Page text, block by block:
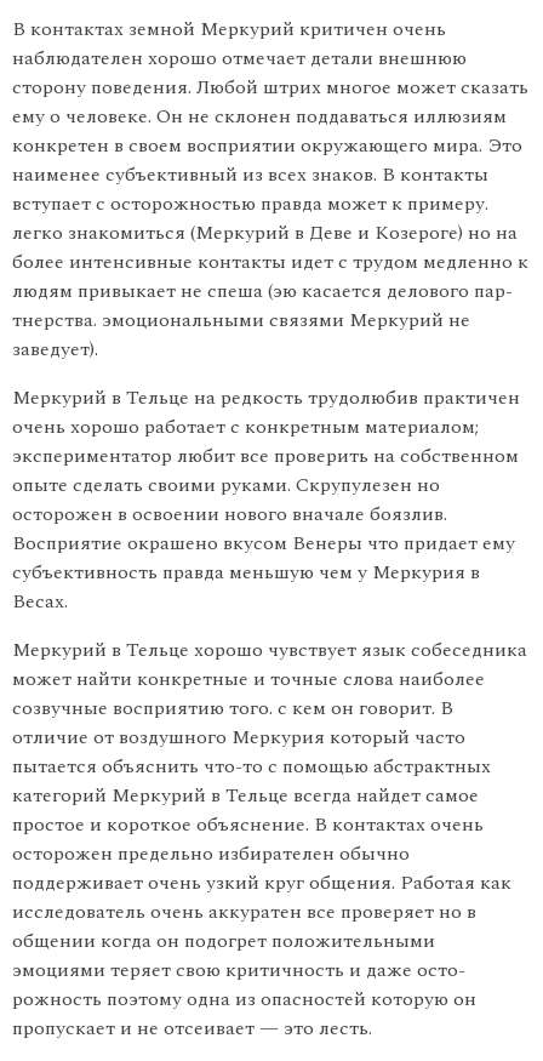
В контактах земной Меркурий критичен очень
наблюдателен хорошо отмечает детали внешнюю
сторону поведения. Любой штрих многое может сказать
ему о человеке. Он не склонен поддаваться иллюзиям
конкретен в своем восприятии окружающего мира. Это
наименее субъективный из всех знаков. В контакты
вступает с осто­рожностью правда может к примеру.
легко знакомиться (Меркурий в Деве и Козероге) но на
более интенсивные контакты идет с трудом медленно к
людям привыкает не спеша (эю касается делового пар­
тнерства. эмоциональными связями Меркурий не
заведует).
Меркурий в Тельце на редкость трудолюбив практичен
очень хорошо работает с конкретным материалом;
экспериментатор любит все проверить на собственном
опыте сделать своими руками. Скрупулезен но
осторожен в освоении нового вначале боязлив.
Восприятие окрашено вкусом Венеры что придает ему
субъ­ективность правда меньшую чем у Меркурия в
Весах.
Меркурий в Тельце хорошо чувствует язык собеседника
может найти конкретные и точные слова наиболее
созвучные восприятию того. с кем он говорит. В
отличие от воздушного Меркурия который часто
пытается объяснить что-то с помощью абстрактных
категорий Меркурий в Тельце всегда найдет самое
простое и короткое объяс­нение. В контактах очень
осторожен предельно избирателен обычно
поддерживает очень узкий круг общения. Работая как
исследователь очень аккуратен все проверяет но в
общении когда он подогрет положительными
эмоциями теряет свою критичность и даже осто­
рожность поэтому одна из опасностей которую он
пропускает и не отсеивает — это лесть.